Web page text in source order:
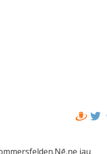
jau